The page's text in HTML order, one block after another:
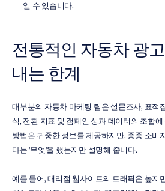
일 수 있습니다.
전통적인 자동차 광
내는 한계
대부분의 자동차 마케팅 팀은 설문조사, 표적
석, 전환 지표 및 캠페인 성과 데이터의 조합
방법은 귀중한 정보를 제공하지만, 종종 소비
다는 '무엇'을 했는지만 설명해 줍니다.
예를 들어, 대리점 웹사이트의 트래픽은 높지